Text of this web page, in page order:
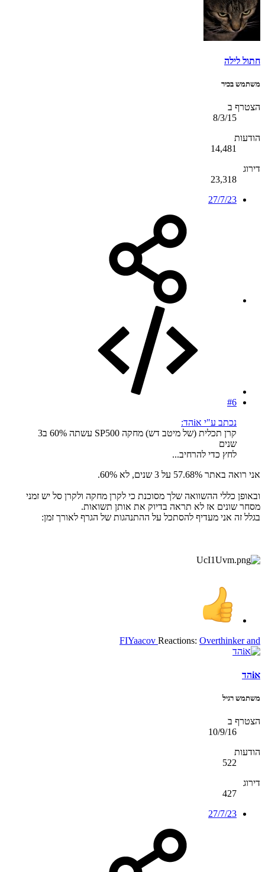
חתול לילה
משתמש בכיר
הצטרף ב
8/3/15
הודעות
14,481
דירוג
23,318
27/7/23
#6
נכתב ע"י אiהד:
קרן תכלית (של מיטב דש) מחקה SP500 עשתה 60% ב3
שנים
לחץ כדי להרחיב...
אני רואה באתר 57.68% על 3 שנים, לא 60%.
ובאופן כללי ההשוואה שלך מסוכנת כי לקרן מחקה ולקרן סל יש זמני
מסחר שונים אז לא תראה בדיוק את אותן תשואות.
בגלל זה אני מעדיף להסתכל על ההתנהגות של הגרף לאורך זמן:
Reactions: Overthinkerand
FIYaacov
אiהד
משתמש רגיל
הצטרף ב
10/9/16
הודעות
522
דירוג
427
27/7/23